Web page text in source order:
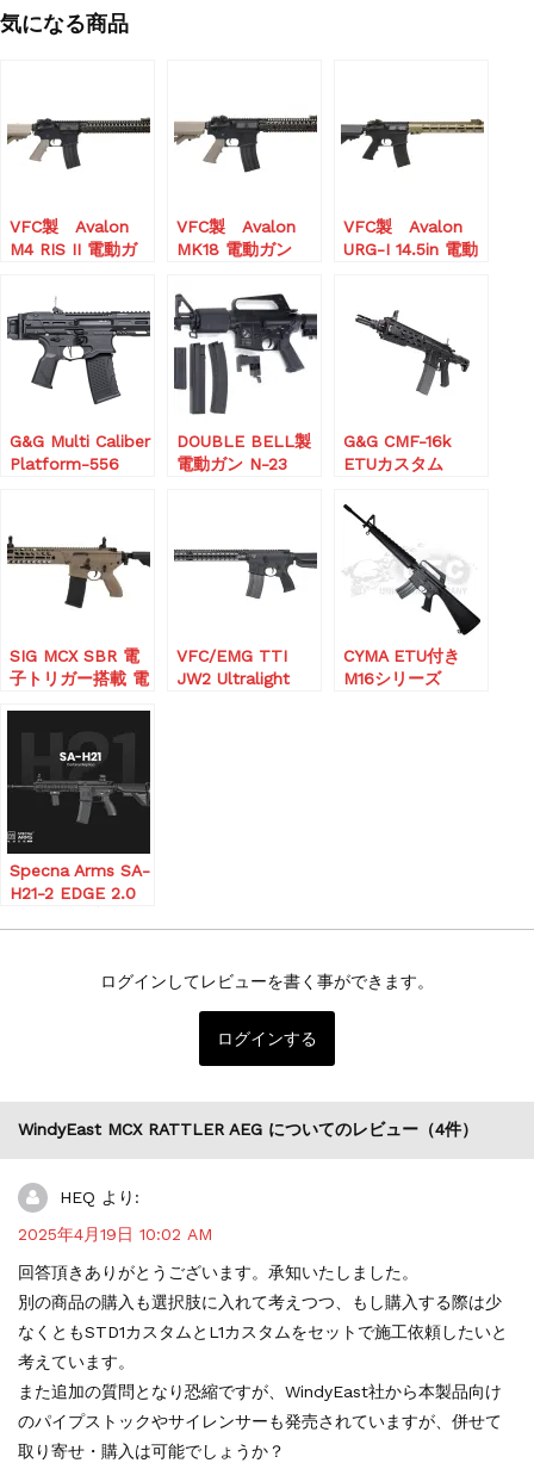
気になる商品
VFC製 Avalon
M4 RIS II 電動ガ
(STD/JapanVersio
n)
VFC製 Avalon
MK18 電動ガン
n)
VFC製 Avalon
URG-I 14.5in 電動
n)
G&G Multi Caliber
Platform-556
DOUBLE BELL製
電動ガン N-23
G&G CMF-16k
ETUカスタム
SIG MCX SBR 電
子トリガー搭載 電
VFC/EMG TTI
JW2 Ultralight
CYMA ETU付き
M16シリーズ
Specna Arms SA-
H21-2 EDGE 2.0
ログインしてレビューを書く事ができます。
ログインする
WindyEast MCX RATTLER AEGについてのレビュー（4件）
HEQ より:
2025年4月19日 10:02 AM
回答頂きありがとうございます。承知いたしました。
別の商品の購入も選択肢に入れて考えつつ、もし購入する際は少
なくともSTD1カスタムとL1カスタムをセットで施工依頼したいと
考えています。
また追加の質問となり恐縮ですが、WindyEast社から本製品向け
のパイプストックやサイレンサーも発売されていますが、併せて
取り寄せ・購入は可能でしょうか？